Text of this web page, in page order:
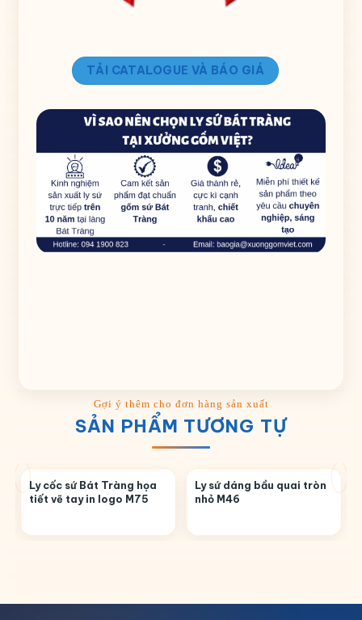
TẢI CATALOGUE VÀ BÁO GIÁ
SẢN PHẨM TƯƠNG TỰ
Ly cốc sứ Bát Tràng họa
tiết vẽ tay in logo M75
Ly sứ dáng bầu quai tròn
nhỏ M46